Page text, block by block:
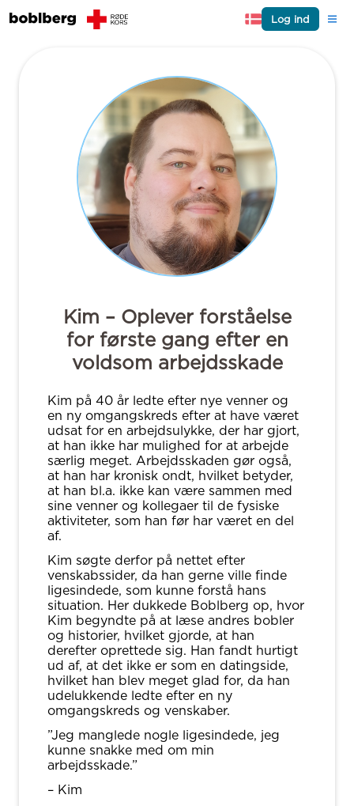
Log ind
Kim – Oplever forståelse
for første gang efter en
voldsom arbejdsskade
Kim på 40 år ledte efter nye venner og
en ny omgangskreds efter at have været
udsat for en arbejdsulykke, der har gjort,
at han ikke har mulighed for at arbejde
særlig meget. Arbejdsskaden gør også,
at han har kronisk ondt, hvilket betyder,
at han bl.a. ikke kan være sammen med
sine venner og kollegaer til de fysiske
aktiviteter, som han før har været en del
af.
Kim søgte derfor på nettet efter
venskabssider, da han gerne ville finde
ligesindede, som kunne forstå hans
situation. Her dukkede Boblberg op, hvor
Kim begyndte på at læse andres bobler
og historier, hvilket gjorde, at han
derefter oprettede sig. Han fandt hurtigt
ud af, at det ikke er som en datingside,
hvilket han blev meget glad for, da han
udelukkende ledte efter en ny
omgangskreds og venskaber.
”Jeg manglede nogle ligesindede, jeg
kunne snakke med om min
arbejdsskade.”
– Kim